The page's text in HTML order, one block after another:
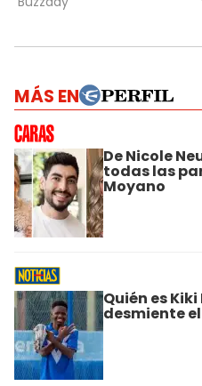
MÁS EN
De Nicole
todas las
Moyano
Quién es
desmiente